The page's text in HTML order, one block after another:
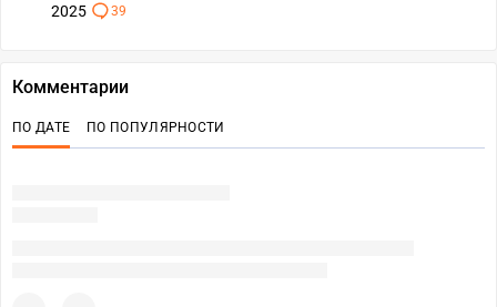
2025
39
Комментарии
ПО ДАТЕ ПО ПОПУЛЯРНОСТИ